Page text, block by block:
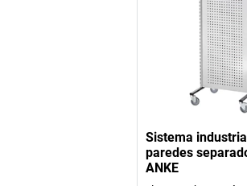
Sistema
paredes
ANKE